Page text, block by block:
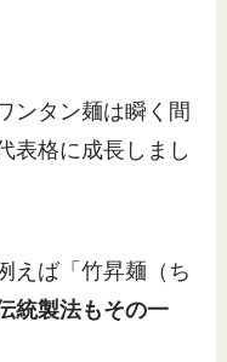
ンタン麺は瞬く間
表格に成長しまし
えば「竹昇麺（ち
統製法もその一